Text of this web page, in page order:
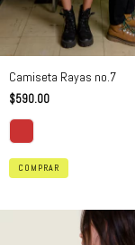
Camiseta Rayas no.7
$590.00
COMPRAR